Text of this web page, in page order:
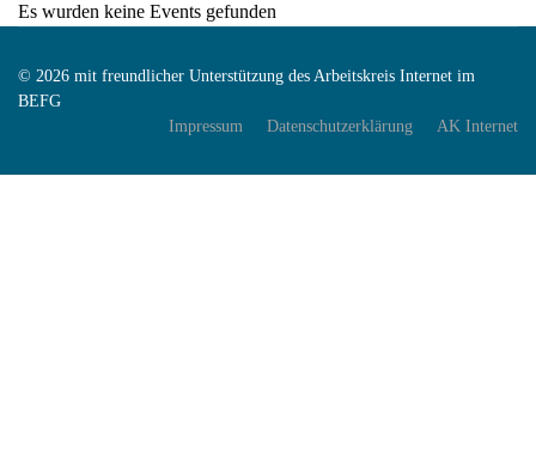
Es wurden keine Events gefunden
© 2026 mit freundlicher Unterstützung des Arbeitskreis Internet im
BEFG
Impressum
Datenschutzerklärung AK Internet